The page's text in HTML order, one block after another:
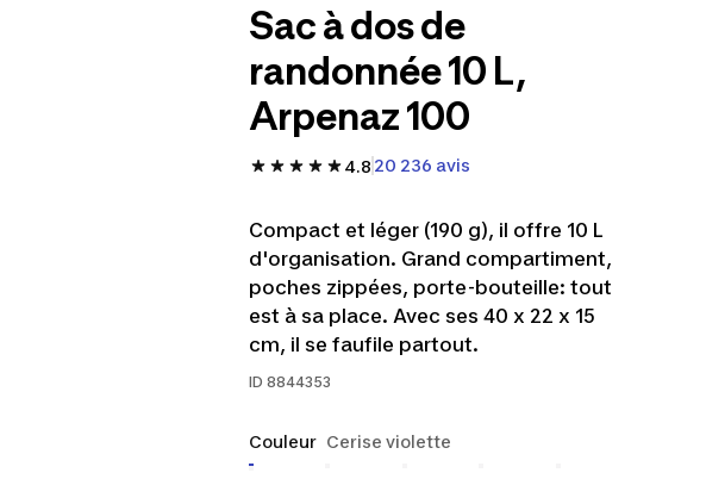
Sac à dos de
randonnée 10 L,
Arpenaz 100
4.8 20 236 avis
Compact et léger (190 g), il offre 10 L
d'organisation. Grand compartiment,
poches zippées, porte-bouteille: tout
est à sa place. Avec ses 40 x 22 x 15
cm, il se faufile partout.
ID 8844353
Couleur Cerise violette